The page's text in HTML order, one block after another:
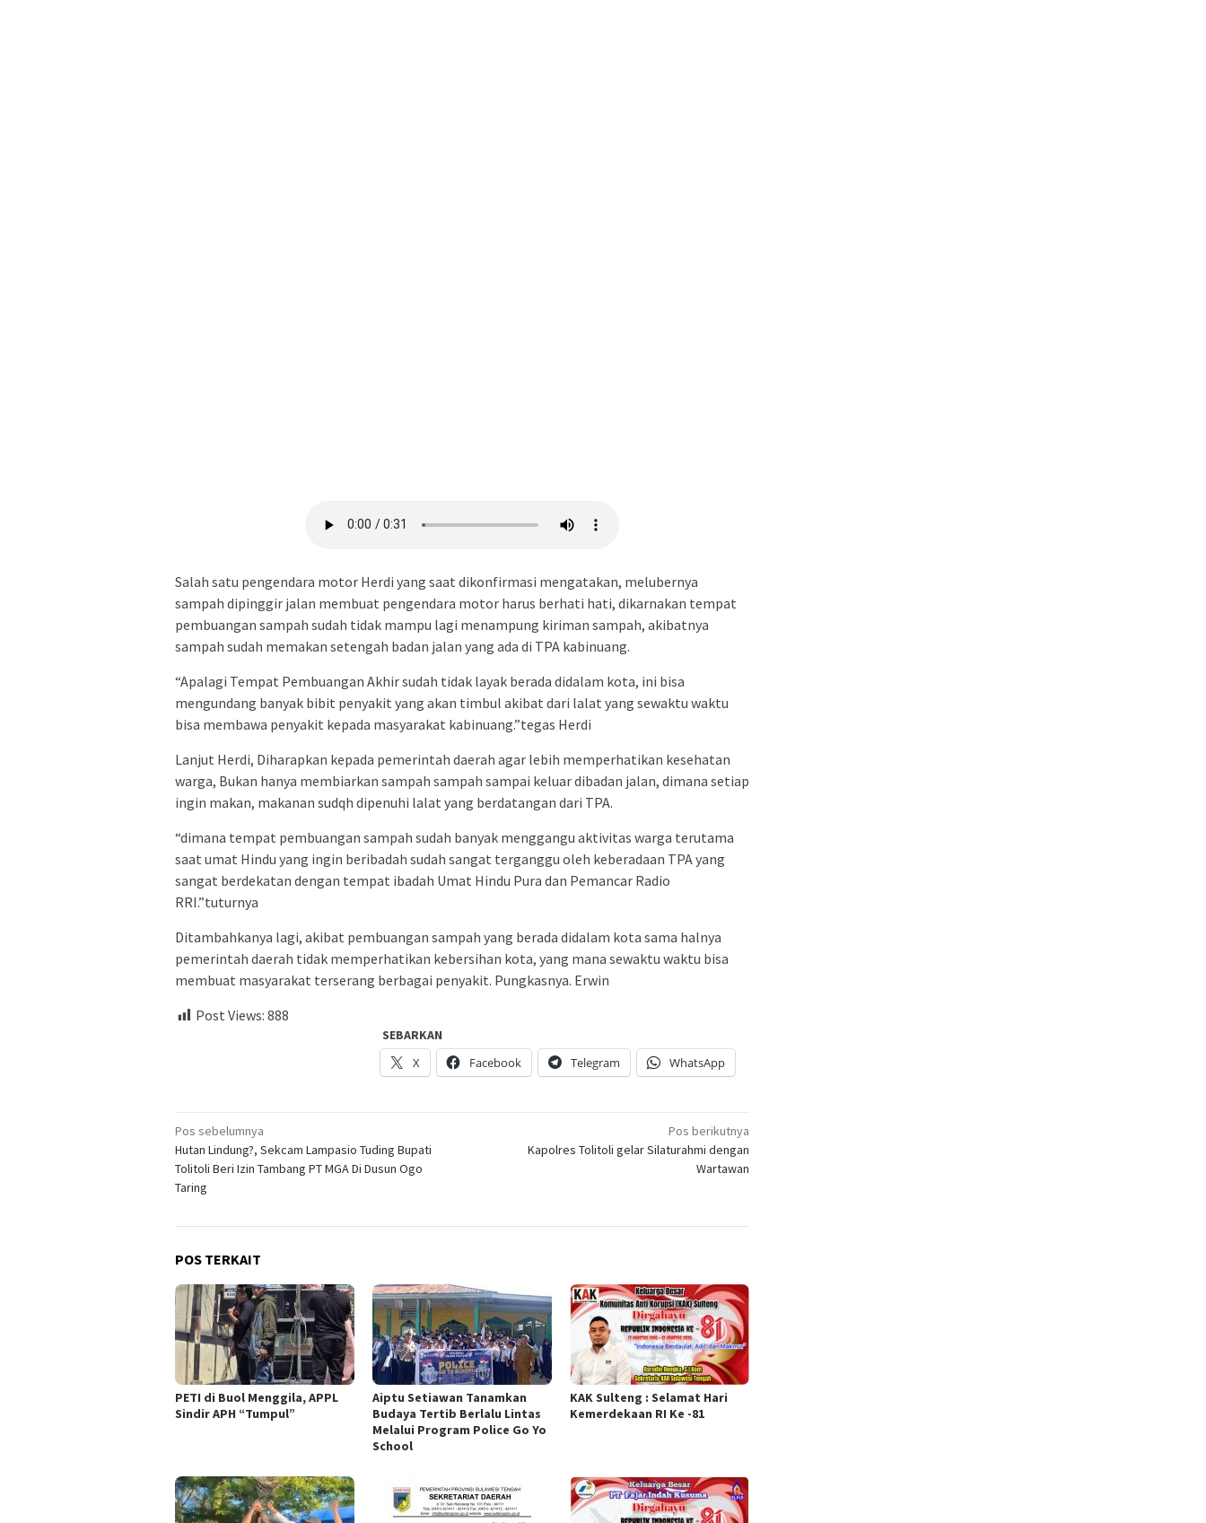
Salah satu pengendara motor Herdi yang saat dikonfirmasi mengatakan, melubernya
sampah dipinggir jalan membuat pengendara motor harus berhati hati, dikarnakan tempat
pembuangan sampah sudah tidak mampu lagi menampung kiriman sampah, akibatnya
sampah sudah memakan setengah badan jalan yang ada di TPA kabinuang.
“Apalagi Tempat Pembuangan Akhir sudah tidak layak berada didalam kota, ini bisa
mengundang banyak bibit penyakit yang akan timbul akibat dari lalat yang sewaktu waktu
bisa membawa penyakit kepada masyarakat kabinuang.”tegas Herdi
Lanjut Herdi, Diharapkan kepada pemerintah daerah agar lebih memperhatikan kesehatan
warga, Bukan hanya membiarkan sampah sampah sampai keluar dibadan jalan, dimana setiap
ingin makan, makanan sudqh dipenuhi lalat yang berdatangan dari TPA.
“dimana tempat pembuangan sampah sudah banyak menggangu aktivitas warga terutama
saat umat Hindu yang ingin beribadah sudah sangat terganggu oleh keberadaan TPA yang
sangat berdekatan dengan tempat ibadah Umat Hindu Pura dan Pemancar Radio
RRI.”tuturnya
Ditambahkanya lagi, akibat pembuangan sampah yang berada didalam kota sama halnya
pemerintah daerah tidak memperhatikan kebersihan kota, yang mana sewaktu waktu bisa
membuat masyarakat terserang berbagai penyakit. Pungkasnya. Erwin
Post Views: 888
SEBARKAN
X
Facebook Telegram WhatsApp
Navigasi
pos
Pos sebelumnya
Hutan Lindung?, Sekcam Lampasio Tuding Bupati
Tolitoli Beri Izin Tambang PT MGA Di Dusun Ogo
Taring
Pos berikutnya
Kapolres Tolitoli gelar Silaturahmi dengan
Wartawan
POS TERKAIT
PETI di Buol Menggila, APPL
Sindir APH “Tumpul”
Aiptu Setiawan Tanamkan
Budaya Tertib Berlalu Lintas
Melalui Program Police Go Yo
School
KAK Sulteng : Selamat Hari
Kemerdekaan RI Ke -81